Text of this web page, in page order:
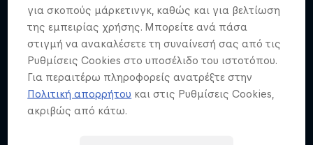
για σκοπούς μάρκετινγκ, καθώς και για βελτίωση
της εμπειρίας χρήσης. Μπορείτε ανά πάσα
στιγμή να ανακαλέσετε τη συναίνεσή σας από τις
Ρυθμίσεις Cookies στο υποσέλιδο του ιστοτόπου.
Για περαιτέρω πληροφορείς ανατρέξτε στην
Πολιτική απορρήτου και στις Ρυθμίσεις Cookies,
ακριβώς από κάτω.